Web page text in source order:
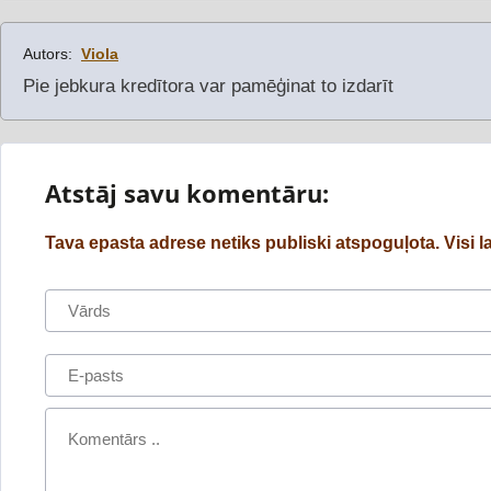
Autors: Viola
Pie jebkura kredītora var pamēģinat to izdarīt
Atstāj savu komentāru:
Tava epasta adrese netiks publiski atspoguļota. Visi